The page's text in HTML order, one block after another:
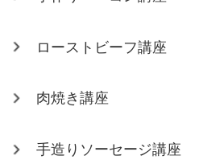
ローストビーフ講座
肉焼き講座
手造りソーセージ講座